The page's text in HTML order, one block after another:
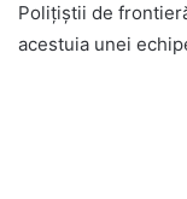
Polițiștii de
acestuia unei